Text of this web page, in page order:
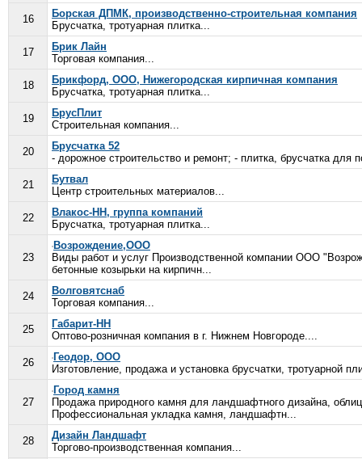
16
Борская ДПМК, производственно-строительная компания
Брусчатка, тротуарная плитка...
17
Брик Лайн
Торговая компания...
18
Брикфорд, ООО, Нижегородская кирпичная компания
Брусчатка, тротуарная плитка...
19
БрусПлит
Строительная компания...
20
Брусчатка 52
- дорожное строительство и ремонт; - плитка, брусчатка для
21
Бутвал
Центр строительных материалов...
22
Влакос-НН, группа компаний
Брусчатка, тротуарная плитка...
23
Возрождение,ООО
Виды работ и услуг Производственной компании ООО
бетонные козырьки на кирпичн...
24
Волговятснаб
Торговая компания...
25
Габарит-НН
Оптово-розничная компания в г. Нижнем Новгороде....
26
Геодор, ООО
Изготовление, продажа и установка брусчатки, тротуарной
27
Город камня
Продажа природного камня для ландшафтного дизайна,
Профессиональная укладка камня, ландшафтн...
28
Дизайн Ландшафт
Торгово-производственная компания...